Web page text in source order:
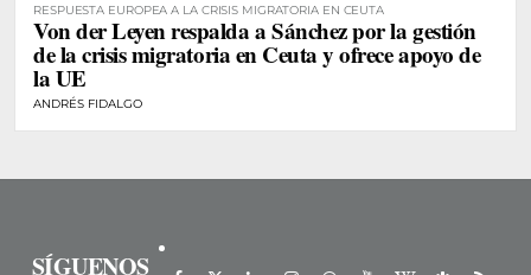
RESPUESTA EUROPEA A LA CRISIS MIGRATORIA EN CEUTA
Von der Leyen respalda a Sánchez por la gestión
de la crisis migratoria en Ceuta y ofrece apoyo de
la UE
ANDRÉS FIDALGO
SÍGUENOS